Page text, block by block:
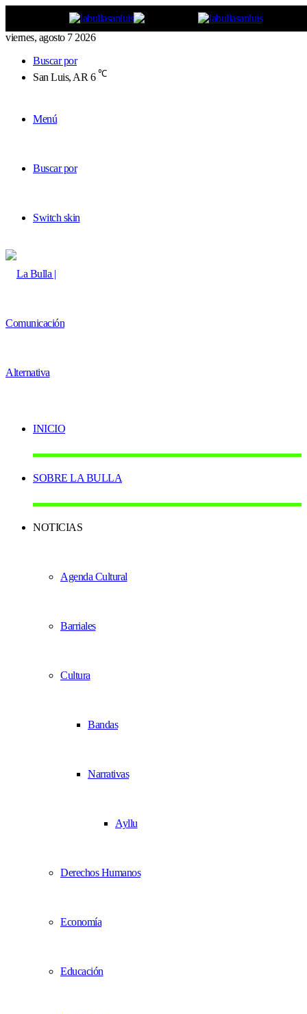
viernes, agosto 7 2026
Buscar por
San Luis, AR 6 ℃
Menú
Buscar por
Switch skin
INICIO
SOBRE LA BULLA
NOTICIAS
Agenda Cultural
Barriales
Cultura
Bandas
Narrativas
Ayllu
Derechos Humanos
Economía
Educación